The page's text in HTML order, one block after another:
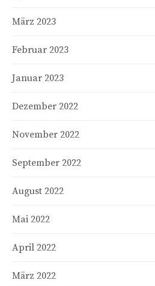
März 2023
Februar 2023
Januar 2023
Dezember 2022
November 2022
September 2022
August 2022
Mai 2022
April 2022
März 2022